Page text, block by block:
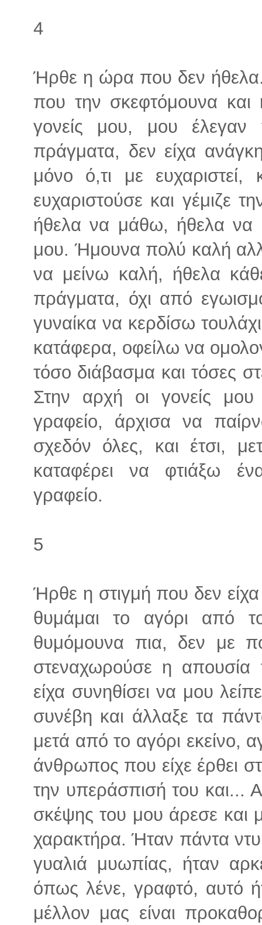
4
Ήρθε η ώρα που δεν
που την σκεφτόμουνα και
γονείς μου, μου έλεγαν
πράγματα, δεν είχα
μόνο ό,τι με
ευχαριστούσε και γέμιζε
ήθελα να μάθω, ήθελα να
μου. Ήμουνα πολύ καλή
να μείνω καλή, ήθελα
πράγματα, όχι από
γυναίκα να κερδίσω
κατάφερα, οφείλω να
τόσο διάβασμα και τόσες
Στην αρχή οι γονείς μου
γραφείο, άρχισα να
σχεδόν όλες, και έτσι,
καταφέρει να φτιάξω
γραφείο.
5
Ήρθε η στιγμή που δεν
θυμάμαι το αγόρι από
θυμόμουνα πια, δεν με
στεναχωρούσε η απουσία
είχα συνηθίσει να μου
συνέβη και άλλαξε τα
μετά από το αγόρι εκείνο,
άνθρωπος που είχε έρθει
την υπεράσπισή του και...
σκέψης του μου άρεσε και
χαρακτήρα. Ήταν πάντα
γυαλιά μυωπίας, ήταν
όπως λένε, γραφτό, αυτό
μέλλον μας είναι